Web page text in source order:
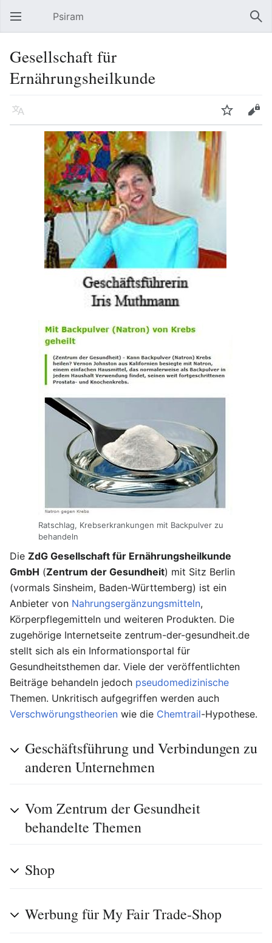
Hauptmenü öffnen Psiram
Gesellschaft für
Ernährungsheilkunde
Sprache Beobachten Bearbeiten
Ratschlag, Krebserkrankungen mit Backpulver zu
behandeln
Die ZdG Gesellschaft für Ernährungsheilkunde
GmbH (Zentrum der Gesundheit) mit Sitz Berlin
(vormals Sinsheim, Baden-Württemberg) ist ein
Anbieter von Nahrungsergänzungsmitteln,
Körperpflegemitteln und weiteren Produkten. Die
zugehörige Internetseite zentrum-der-gesundheit.de
stellt sich als ein Informationsportal für
Gesundheitsthemen dar. Viele der veröffentlichten
Beiträge behandeln jedoch pseudomedizinische
Themen. Unkritisch aufgegriffen werden auch
Verschwörungstheorien wie die Chemtrail-Hypothese.
Geschäftsführung und Verbindungen zu
anderen Unternehmen
Vom Zentrum der Gesundheit
behandelte Themen
Shop
Werbung für My Fair Trade-Shop